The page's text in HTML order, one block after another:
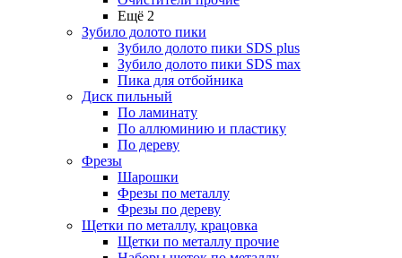
Ещё 2
Зубило долото пики
Зубило долото пики SDS plus
Зубило долото пики SDS max
Пика для отбойника
Диск пильный
По ламинату
По аллюминию и пластику
По дереву
Фрезы
Шарошки
Фрезы по металлу
Фрезы по дереву
Щетки по металлу, крацовка
Щетки по металлу прочие